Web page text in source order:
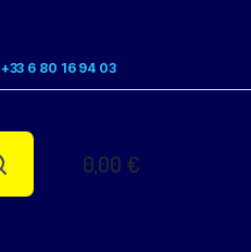
+33 6 80 16 94 03
0,00 €